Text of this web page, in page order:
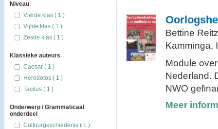
Niveau
Vierde klas ( 1 )
Vijfde klas ( 1 )
Zesde klas ( 1 )
Klassieke auteurs
Caesar ( 1 )
Herodotos ( 1 )
Tacitus ( 1 )
Onderwerp / Grammaticaal
onderdeel
Cultuurgeschiedenis ( 1 )
Bettine
Kamminga,
Module
Nederland.
NWO
Meer